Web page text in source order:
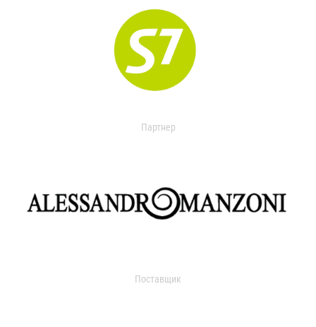
Партнер
Поставщик